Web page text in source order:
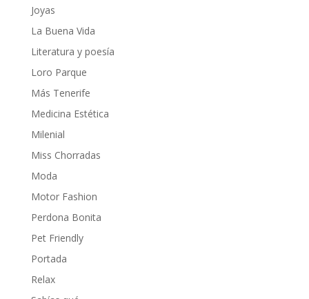
Joyas
La Buena Vida
Literatura y poesía
Loro Parque
Más Tenerife
Medicina Estética
Milenial
Miss Chorradas
Moda
Motor Fashion
Perdona Bonita
Pet Friendly
Portada
Relax